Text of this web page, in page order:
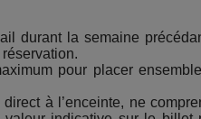
durant la semaine
pour placer
à l’enceinte, ne